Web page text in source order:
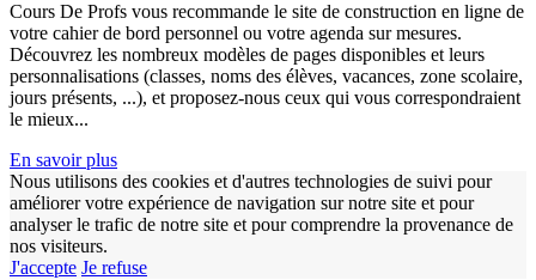
Cours De Profs vous recommande le site de construction en ligne de
votre cahier de bord personnel ou votre agenda sur mesures.
Découvrez les nombreux modèles de pages disponibles et leurs
personnalisations (classes, noms des élèves, vacances, zone scolaire,
jours présents, ...), et proposez-nous ceux qui vous correspondraient
le mieux...
En savoir plus
Nous utilisons des cookies et d'autres technologies de suivi pour
améliorer votre expérience de navigation sur notre site et pour
analyser le trafic de notre site et pour comprendre la provenance de
nos visiteurs.
J'accepte Je refuse